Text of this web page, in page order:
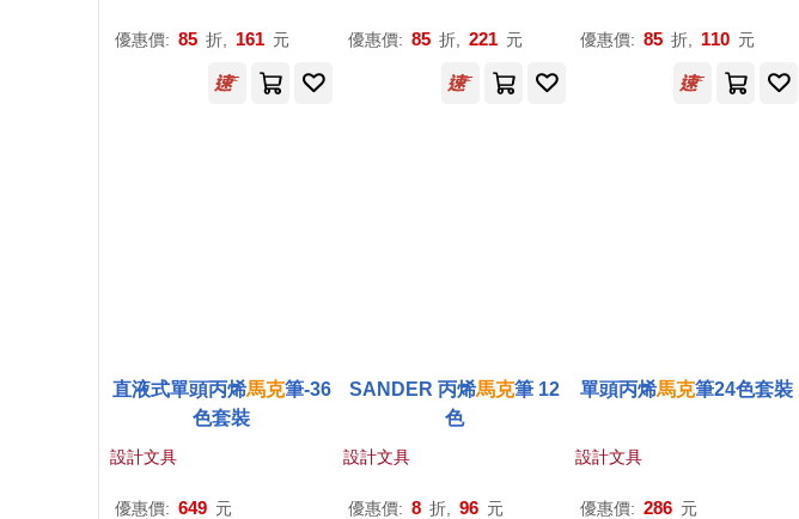
優惠價: 85 折, 161 元 優惠價: 85 折, 221 元 優惠價: 85 折, 110 元
直液式單頭丙烯馬克筆-36
色套裝
設計文具
優惠價: 649 元
SANDER 丙烯馬克筆 12
色
設計文具
優惠價: 8 折, 96 元
單頭丙烯馬克筆24色套裝
設計文具
優惠價: 286 元